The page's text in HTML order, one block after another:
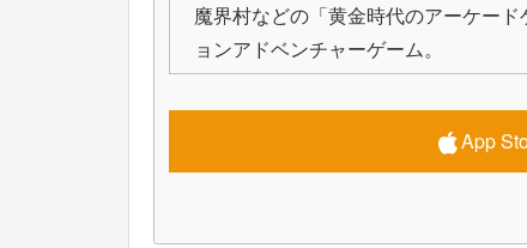
魔界村などの「黄金時代のアーケー
ョンアドベンチャーゲーム。
App